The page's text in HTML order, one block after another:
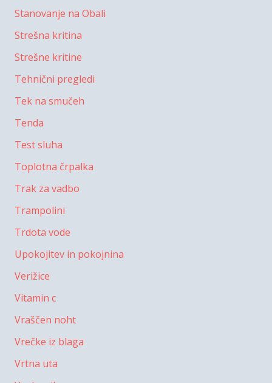
Stanovanje na Obali
Strešna kritina
Strešne kritine
Tehnični pregledi
Tek na smučeh
Tenda
Test sluha
Toplotna črpalka
Trak za vadbo
Trampolini
Trdota vode
Upokojitev in pokojnina
Verižice
Vitamin c
Vraščen noht
Vrečke iz blaga
Vrtna uta